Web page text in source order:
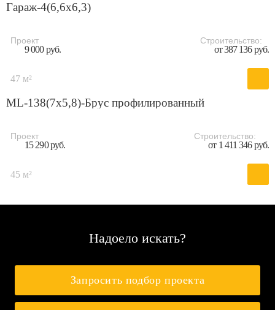
Гараж-4(6,6x6,3)
Проект
9 000 руб.
Строительство:
от 387 136 руб.
47 м²
ML-138(7х5,8)-Брус профилированный
Проект
15 290 руб.
Строительство:
от 1 411 346 руб.
45 м²
Надоело искать?
Запросить подбор проекта